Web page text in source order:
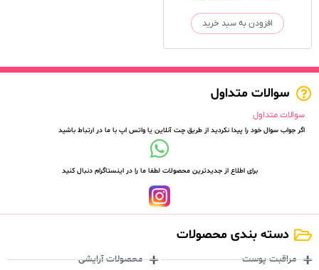
افزودن به سبد خرید
سوالات متداول
سوالات متداول
اگر جواب سوال خود را پیدا نکردید از طریق چت آنلاین یا واتس اپ با ما در ارتباط باشید
برای اطلاع از جدیدترین محصولات لطفا ما را در اینستاگرام دنبال کنید
دسته بندی محصولات
مراقبت پوست
محصولات آرایشی